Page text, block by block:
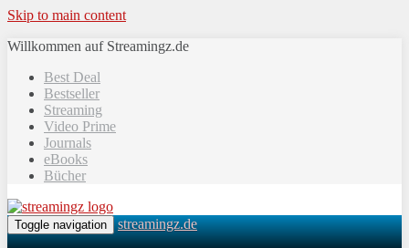
Skip to main content
Willkommen auf Streamingz.de
Best Deal
Bestseller
Streaming
Video Prime
Journals
eBooks
Bücher
Toggle navigation streamingz.de